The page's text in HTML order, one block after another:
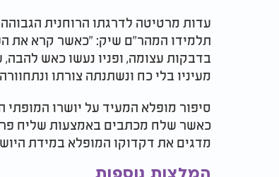
עדות מרטיטה לדרגתו הרוחנית
תלמידו המהר"ם שיק: "כאשר קרא את
בדבקות עצומה, ופניו נעשו כאש
מעיניו בלי כח ונשתנתה צורתו
סיפור מופלא המעיד על יושרו המופתי
כאשר שלח מכתבים באמצעות שליח
מדגים את דקדוקו המופלא במידת